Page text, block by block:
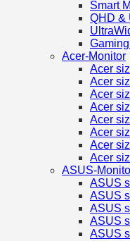
Smart
QHD &
Acer-Monitor
Acer
Acer
Acer
Acer
Acer
Acer
Acer
Acer
ASUS-
ASUS
ASUS
ASUS
ASUS
ASUS